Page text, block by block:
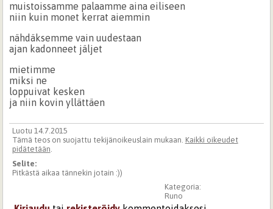
muistoissamme palaamme aina eiliseen
niin kuin monet kerrat aiemmin
nähdäksemme vain uudestaan
ajan kadonneet jäljet
mietimme
miksi ne
loppuivat kesken
ja niin kovin yllättäen
Luotu 14.7.2015
Tämä teos on suojattu tekijänoikeuslain mukaan. Kaikki oikeudet
pidätetään.
Selite:
Pitkästä aikaa tännekin jotain :))
Kategoria:
Runo